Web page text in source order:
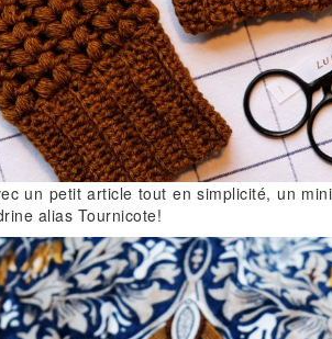
un petit article tout en simplicité, un
alias Tournicote!